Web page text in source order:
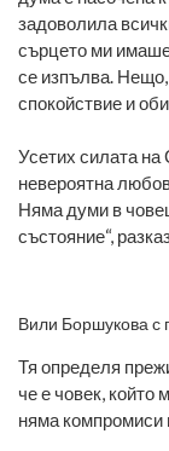
задоволила
сърцето ми имаше
се изпълва.
спокойствие и
Усетих силата на
невероятна
Няма думи в
състояние“,
Вили Боршукова с
Тя определя
че е човек, който
няма компромиси